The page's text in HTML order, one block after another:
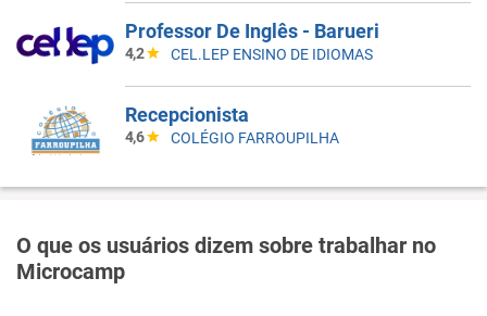
Professor De Inglês - Barueri
4,2 CEL.LEP ENSINO DE IDIOMAS
Recepcionista
4,6 COLÉGIO FARROUPILHA
O que os usuários dizem sobre trabalhar no
Microcamp